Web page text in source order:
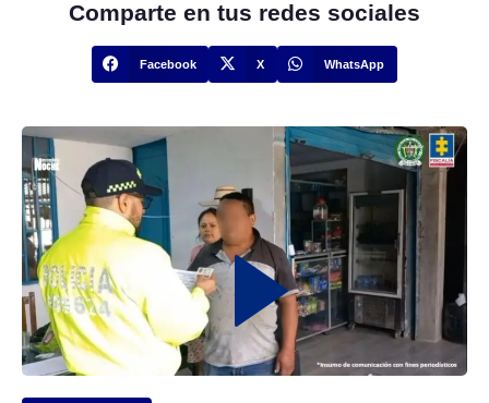
Comparte en tus redes sociales
Facebook X WhatsApp